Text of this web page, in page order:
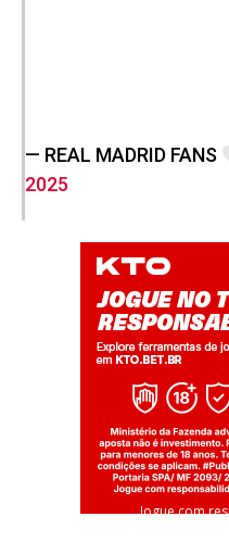
— REAL MADRID FANS
2025
Jogue com